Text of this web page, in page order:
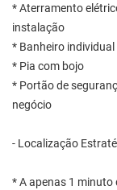
* Aterramento
instalação
* Banheiro individual
* Pia com bojo
* Portão de
negócio
- Localização
* A apenas 1 minuto